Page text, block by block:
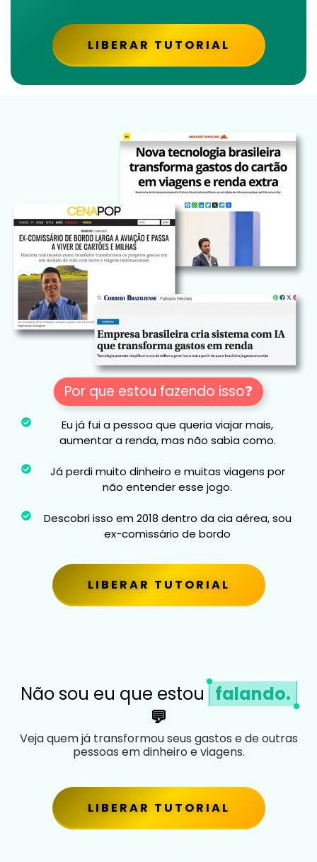
LIBERAR TUTORIAL
Por que estou fazendo isso❓
Eu já fui a pessoa que queria viajar mais,
aumentar a renda, mas não sabia como.
Já perdi muito dinheiro e muitas viagens por
não entender esse jogo.
Descobri isso em 2018 dentro da cia aérea, sou
ex-comissário de bordo
LIBERAR TUTORIAL
Não sou eu que estou falando.
💬
Veja quem já transformou seus gastos e de outras
pessoas em dinheiro e viagens.
LIBERAR TUTORIAL